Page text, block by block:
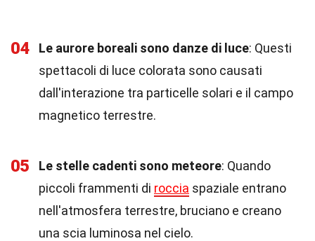
04 Le aurore boreali sono danze di luce: Questi
spettacoli di luce colorata sono causati
dall'interazione tra particelle solari e il campo
magnetico terrestre.
05 Le stelle cadenti sono meteore: Quando
piccoli frammenti di roccia spaziale entrano
nell'atmosfera terrestre, bruciano e creano
una scia luminosa nel cielo.